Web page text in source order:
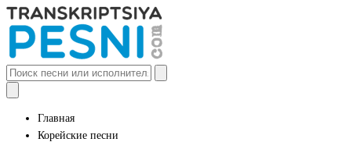
Главная
Корейские песни